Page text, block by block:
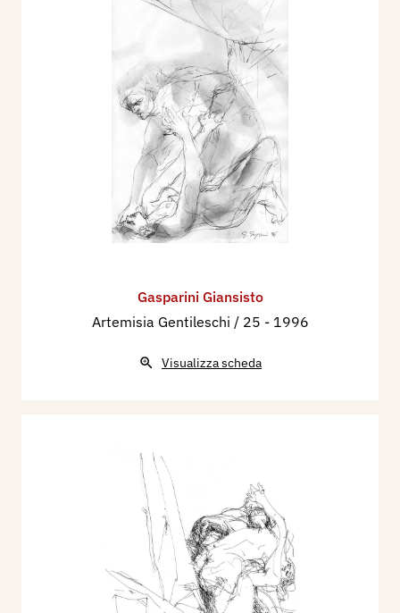
Gasparini Giansisto
Artemisia Gentileschi / 25 - 1996
Visualizza scheda